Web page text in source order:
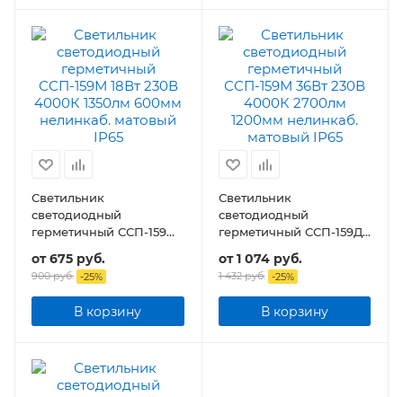
Светильник
светодиодный
герметичный ССП-159М
18Вт 230В 1350лм 600мм
нелинкаб. матовый IP65
от675 руб.
900 руб. -25%
В корзину
Светильник
светодиодный
герметичный ССП-159Д
18Вт 230В 4000К 1350Лм
640мм с датчиком
движения матовый IP65
от1 074 руб.
1 432 руб. -25%
В корзину